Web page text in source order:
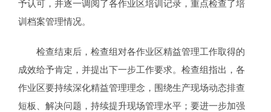
予认可，并逐一调阅了各作业区培训记录，重点检查了培
训档案管理情况。
检查结束后，检查组对各作业区精益管理工作取得的
成效给予肯定，并提出下一步工作要求。检查组指出，各
作业区要持续深化精益管理理念，围绕生产现场动态排查
短板、解决问题，持续提升现场管理水平；要进一步加强